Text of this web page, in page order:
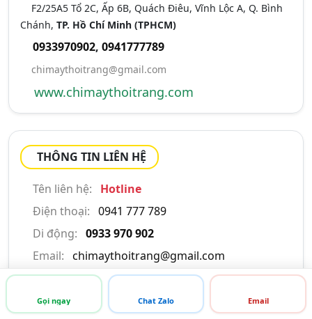
F2/25A5 Tổ 2C, Ấp 6B, Quách Điêu, Vĩnh Lộc A, Q. Bình
Chánh, TP. Hồ Chí Minh (TPHCM)
0933970902, 0941777789
chimaythoitrang@gmail.com
www.chimaythoitrang.com
THÔNG TIN LIÊN HỆ
Tên liên hệ:
Hotline
Điện thoại: 0941 777 789
Di động: 0933 970 902
Email: chimaythoitrang@gmail.com
Gọi ngay Chat Zalo Email